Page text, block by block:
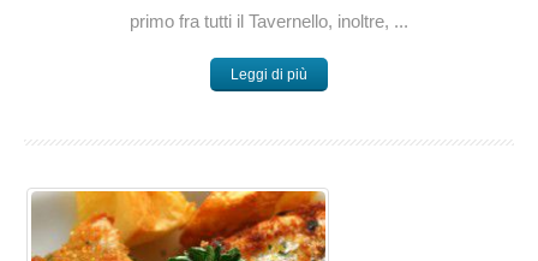
primo fra tutti il Tavernello, inoltre, ...
Leggi di più